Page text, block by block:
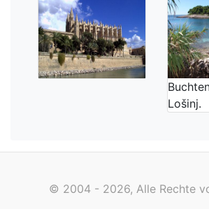
Lošinj.
© 2004 - 2026, Alle Rechte